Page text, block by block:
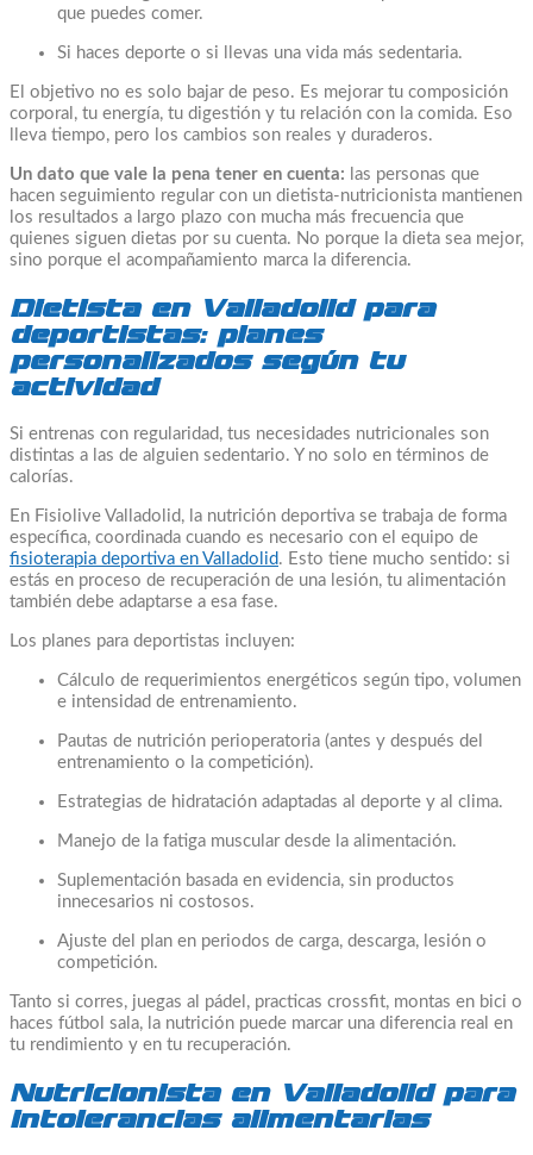
que puedes comer.
Si haces deporte o si llevas una vida más sedentaria.
El objetivo no es solo bajar de peso. Es mejorar tu composición
corporal, tu energía, tu digestión y tu relación con la comida. Eso
lleva tiempo, pero los cambios son reales y duraderos.
Un dato que vale la pena tener en cuenta: las personas que
hacen seguimiento regular con un dietista-nutricionista mantienen
los resultados a largo plazo con mucha más frecuencia que
quienes siguen dietas por su cuenta. No porque la dieta sea mejor,
sino porque el acompañamiento marca la diferencia.
Dietista en Valladolid para
deportistas: planes
personalizados según tu
actividad
Si entrenas con regularidad, tus necesidades nutricionales son
distintas a las de alguien sedentario. Y no solo en términos de
calorías.
En Fisiolive Valladolid, la nutrición deportiva se trabaja de forma
específica, coordinada cuando es necesario con el equipo de
fisioterapia deportiva en Valladolid . Esto tiene mucho sentido: si
estás en proceso de recuperación de una lesión, tu alimentación
también debe adaptarse a esa fase.
Los planes para deportistas incluyen:
Cálculo de requerimientos energéticos según tipo, volumen
e intensidad de entrenamiento.
Pautas de nutrición perioperatoria (antes y después del
entrenamiento o la competición).
Estrategias de hidratación adaptadas al deporte y al clima.
Manejo de la fatiga muscular desde la alimentación.
Suplementación basada en evidencia, sin productos
innecesarios ni costosos.
Ajuste del plan en periodos de carga, descarga, lesión o
competición.
Tanto si corres, juegas al pádel, practicas crossfit, montas en bici o
haces fútbol sala, la nutrición puede marcar una diferencia real en
tu rendimiento y en tu recuperación.
Nutricionista en Valladolid para
intolerancias alimentarias